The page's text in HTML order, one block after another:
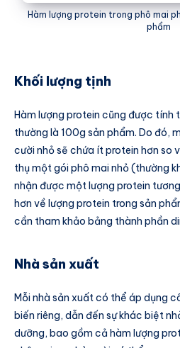
Hàm lượng protein trong phô mai
phẩm
Khối lượng tịnh
Hàm lượng protein cũng được tính
thường là 100g sản phẩm. Do đó,
cười nhỏ sẽ chứa ít protein hơn so
thụ một gói phô mai nhỏ (thường
nhận được một lượng protein
hơn về lượng protein trong sản
cần tham khảo bảng thành phần
Nhà sản xuất
Mỗi nhà sản xuất có thể áp dụng
biến riêng, dẫn đến sự khác biệt
dưỡng, bao gồm cả hàm lượng